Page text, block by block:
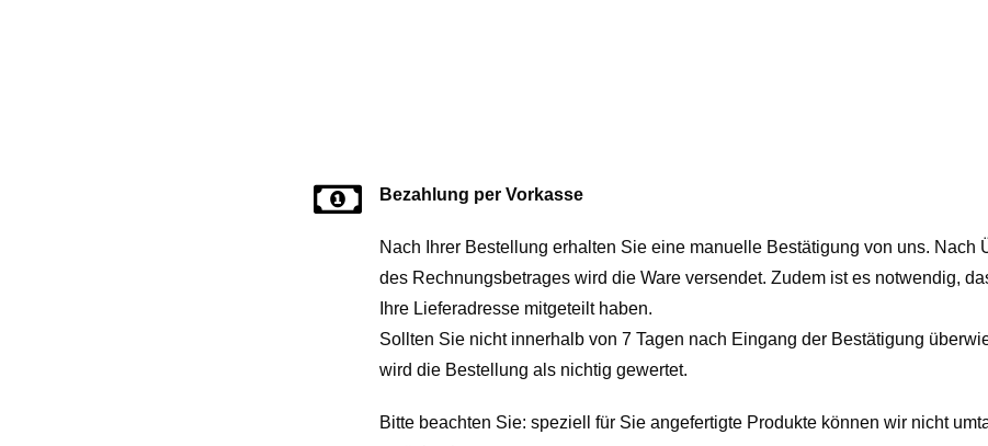
Bezahlung per Vorkasse
Nach Ihrer Bestellung erhalten Sie eine manuelle Bestätigung von uns. Nach
des Rechnungsbetrages wird die Ware versendet. Zudem ist es notwendig,
Ihre Lieferadresse mitgeteilt haben.
Sollten Sie nicht innerhalb von 7 Tagen nach Eingang der Bestätigung
wird die Bestellung als nichtig gewertet.
Bitte beachten Sie: speziell für Sie angefertigte Produkte können wir nicht